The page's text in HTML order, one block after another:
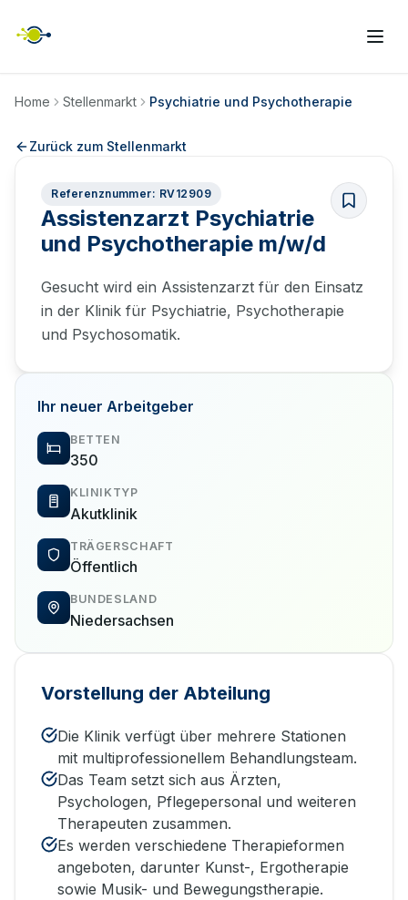
Home Stellenmarkt Psychiatrie und Psychotherapie
Zurück zum Stellenmarkt
Referenznummer: RV12909
Assistenzarzt Psychiatrie
und Psychotherapie m/w/d
Gesucht wird ein Assistenzarzt für den Einsatz
in der Klinik für Psychiatrie, Psychotherapie
und Psychosomatik.
Ihr neuer Arbeitgeber
BETTEN
350
KLINIKTYP
Akutklinik
TRÄGERSCHAFT
Öffentlich
BUNDESLAND
Niedersachsen
Vorstellung der Abteilung
Die Klinik verfügt über mehrere Stationen
mit multiprofessionellem Behandlungsteam.
Das Team setzt sich aus Ärzten,
Psychologen, Pflegepersonal und weiteren
Therapeuten zusammen.
Es werden verschiedene Therapieformen
angeboten, darunter Kunst-, Ergotherapie
sowie Musik- und Bewegungstherapie.